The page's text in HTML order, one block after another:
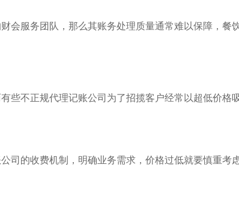
会服务团队，那么其账务处理质量通常难以保障，餐
些不正规代理记账公司为了招揽客户经常以超低价格
司的收费机制，明确业务需求，价格过低就要慎重考